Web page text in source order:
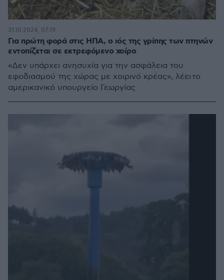
Για πρώτη φορά στις ΗΠΑ, ο ιός της γρίπης των πτηνών
εντοπίζεται σε εκτρεφόμενο χοίρο
«Δεν υπάρχει ανησυχία για την ασφάλεια του
εφοδιασμού της χώρας με χοιρινό κρέας», λέει το
αμερικανικό υπουργείο Γεωργίας
31.10.2024, 07:19